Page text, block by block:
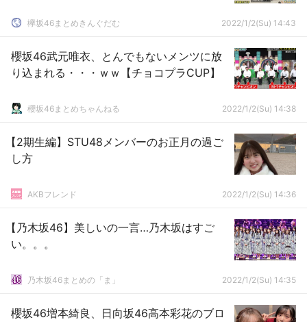
欅坂46まとめきんぐだむ 2022/1/2(Su) 14:43
櫻坂46武元唯衣、とんでもないメンツに放
り込まれる・・・ｗｗ【チョコプラCUP】
櫻坂46まとめちゃんねる 2022/1/2(Su) 14:38
【2期生編】STU48メンバーのお正月の過ご
し方
AKBフレンド 2022/1/2(Su) 14:36
【乃木坂46】美しいの一言…乃木坂はすご
い。。。
乃木坂46まとめの「ま」 2022/1/2(Su) 14:35
櫻坂46増本綺良、日向坂46高本彩花のブロ